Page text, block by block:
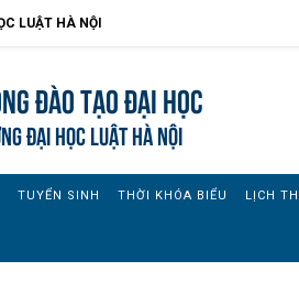
LUẬT HÀ NỘI
Đào Tạo đại học
ĐẠI HỌC LUẬT HÀ NỘI
TUYỂN SINH THỜI KHÓA BIỂU LỊCH